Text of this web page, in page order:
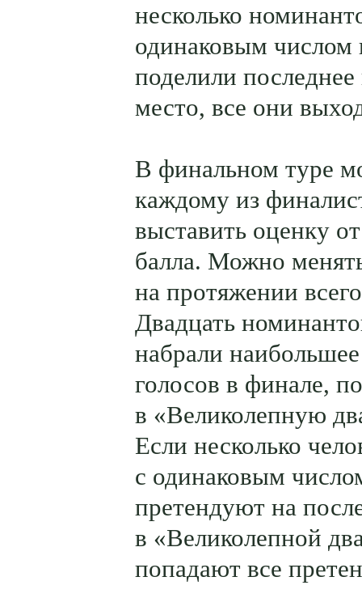
несколько
одинаковым числом
поделили
место, все они
В финальном туре
каждому из
выставить оценку
балла. Можно
на протяжении
Двадцать
набрали
голосов в финале,
в «Великолепную
Если несколько
с одинаковым
претендуют на
в «Великолепной
попадают все